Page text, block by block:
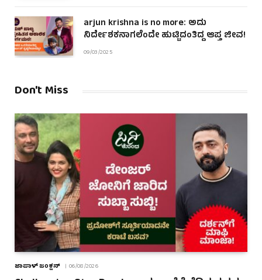
arjun krishna is no more: ಅದು
ನಿರ್ದೇಶಕನಾಗಲೆಂದೇ ಹುಟ್ಟಿದಂತಿದ್ದ ಆಪ್ತ ಜೀವ!
09/03/2025
Don't Miss
ಜಾಪಾಳ್ ಜಂಕ್ಷನ್ 06/08/2026